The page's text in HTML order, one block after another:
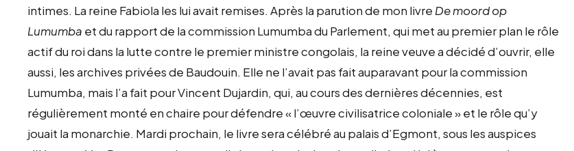
intimes. La reine Fabiola les lui avait remises. Après la parution de mon livre De moord op
Lumumba et du rapport de la commission Lumumba du Parlement, qui met au premier plan le rôle
actif du roi dans la lutte contre le premier ministre congolais, la reine veuve a décidé d’ouvrir, elle
aussi, les archives privées de Baudouin. Elle ne l’avait pas fait auparavant pour la commission
Lumumba, mais l’a fait pour Vincent Dujardin, qui, au cours des dernières décennies, est
régulièrement monté en chaire pour défendre « l’œuvre civilisatrice coloniale » et le rôle qu’y
jouait la monarchie. Mardi prochain, le livre sera célébré au palais d’Egmont, sous les auspices